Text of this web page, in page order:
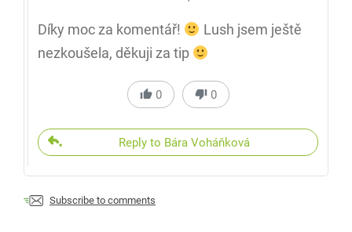
Díky moc za komentář!
Lush jsem ještě
nezkoušela, děkuji za tip
0 0
Reply to Bára Voháňková
Subscribe to comments